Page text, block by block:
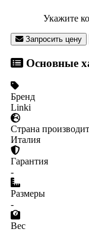
Укажите
Запросить цену
Основные
Бренд
Linki
Страна
Италия
Гарантия
-
Размеры
-
Вес